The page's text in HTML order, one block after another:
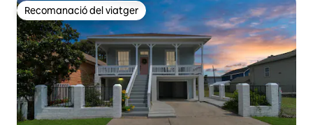
Recomanació del viatger
Recomanació del viatger